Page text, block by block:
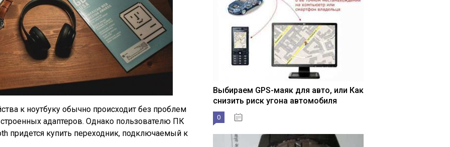
к ноутбуку обычно происходит без проблем
адаптеров. Однако пользователю ПК
придется купить переходник, подключаемый к
Выбираем GPS-маяк для авто, или Как
снизить риск угона автомобиля
0